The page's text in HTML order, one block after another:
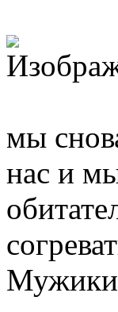
мы
нас и
Мужики